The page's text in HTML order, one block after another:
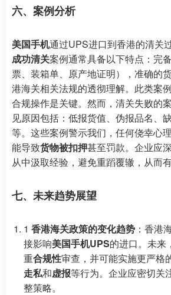
六、案例分析
美国手机通过UPS进口到香港的清关
成功清关案例通常具备以下特点：完
票、装箱单、原产地证明），准确的
港海关相关法规的透彻理解。此类案
合规操作是关键。然而，清关失败的
见原因包括：低报货值、伪报品名、
等。这些案例警示我们，任何侥幸心
能导致货物被扣押甚至罚款。企业应
从中汲取经验，避免重蹈覆辙，从而
七、未来趋势展望
1 香港海关政策的变化趋势 ：香港
接影响美国手机UPS的进口。未来
重合规性审查，并可能实施更严格
走私和虚报等行为。企业应密切关
整策略。